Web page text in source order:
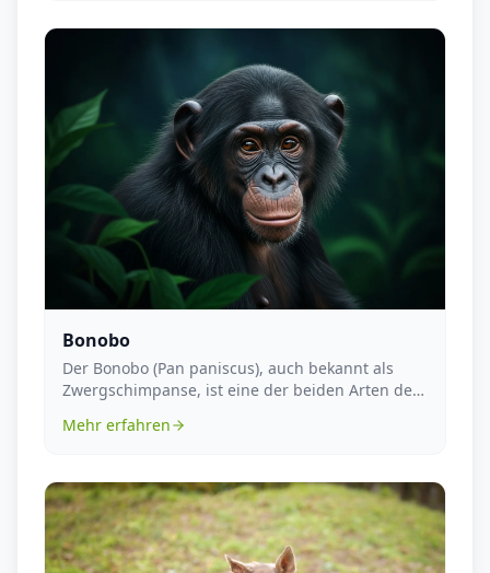
Bonobo
Der Bonobo (Pan paniscus), auch bekannt als
Zwergschimpanse, ist eine der beiden Arten der
Mehr erfahren